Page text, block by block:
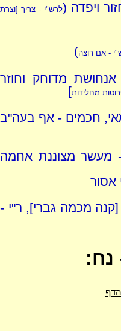
ויפדה (לרש"י - צריך [וצרת
- אם רוצה)
מדוחק וחוזר
מחלידות]
חכמים - אף בעה"ב
מעשר מצוננת אחמה
אסור
מכמה גברי], ר"י -
נח: